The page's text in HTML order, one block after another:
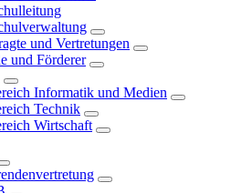
und Vertretungen
und Förderer
Informatik und Medien
Technik
Wirtschaft